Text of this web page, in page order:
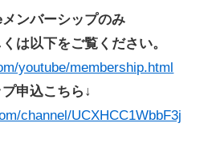
ンバーシップのみ
は以下をご覧ください。
youtube/membership.html
申込こちら↓
channel/UCXHCC1WbbF3j